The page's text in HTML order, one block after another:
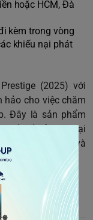
hoặc HCM, Đà
kèm trong vòng
khiếu nại phát
(2025) với
hảo cho việc chăm
Đây là sản phẩm
kế để mang lại
chăm sóc răng và